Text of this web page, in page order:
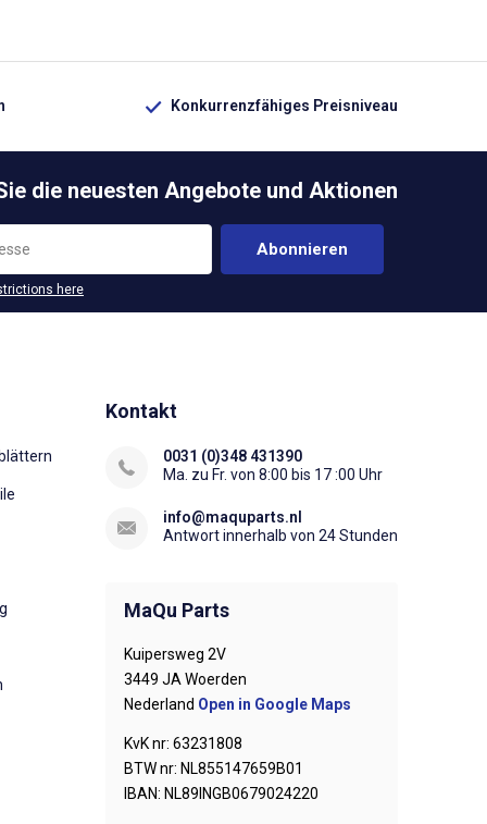
Konkurrenzfähiges Preisniveau
die neuesten Angebote und Aktionen
Abonnieren
here
Kontakt
0031 (0)348 431390
Ma. zu Fr. von 8:00 bis 17 :00 Uhr
info@maquparts.nl
Antwort innerhalb von 24 Stunden
MaQu Parts
Kuipersweg 2V
3449 JA Woerden
Nederland Open in Google Maps
KvK nr: 63231808
BTW nr: NL855147659B01
IBAN: NL89INGB0679024220